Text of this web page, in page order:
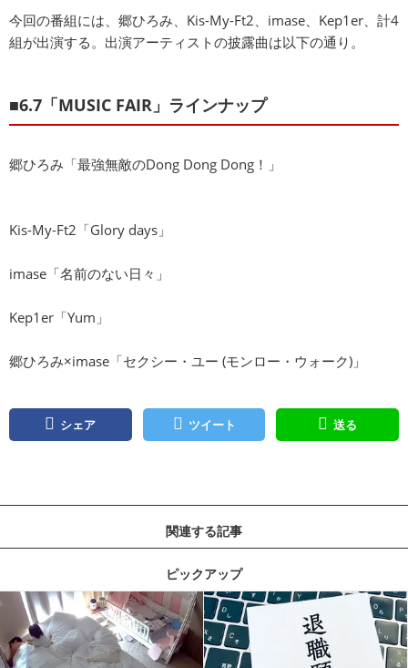
今回の番組には、郷ひろみ、Kis-My-Ft2、imase、Kep1er、計4
組が出演する。出演アーティストの披露曲は以下の通り。
■6.7「MUSIC FAIR」ラインナップ
郷ひろみ「最強無敵のDong Dong Dong！」
Kis-My-Ft2「Glory days」
imase「名前のない日々」
Kep1er「Yum」
郷ひろみ×imase「セクシー・ユー (モンロー・ウォーク)」
シェア ツイート 送る
関連する記事
ピックアップ
記事を読む